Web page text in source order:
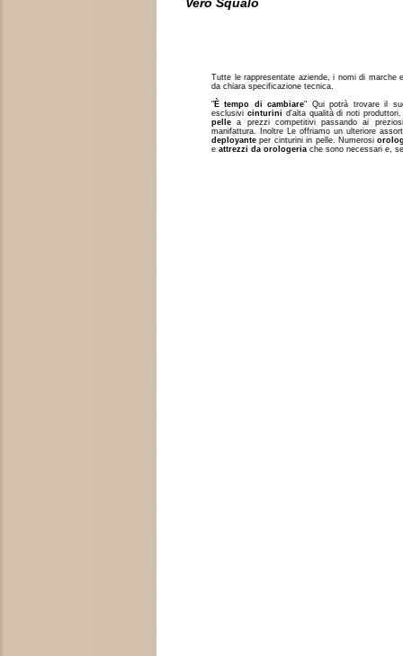
Tutte le rappresentate aziende, i nomi di marche
da chiara specificazione tecnica.
" È tempo di cambiare" Qui potrà trovare il
esclusivi cinturini d'alta qualità di noti
pelle a prezzi competitivi passando ai
manifattura. Inoltre Le offriamo un ulteriore
deployante per cinturini in pelle. Numerosi
e attrezzi da orologeria che sono necessari e,